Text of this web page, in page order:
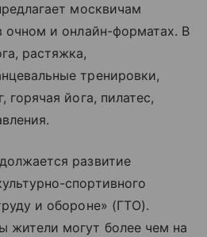
москвичам
очном и онлайн-форматах. В
растяжка,
тренировки,
горячая йога, пилатес,
развитие
спортивного
и обороне» (ГТО).
жители могут более чем на